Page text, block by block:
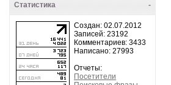
-
Статистика
Создан: 02.07.2012
Записей: 23192
Комментариев: 3433
Написано: 27993
Отчеты:
Посетители